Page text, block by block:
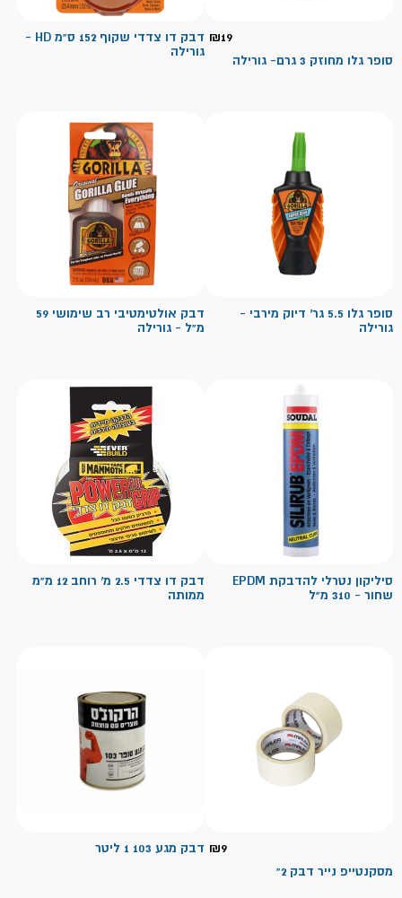
₪19
סופר גלו מחוזק 3 גרם- גורילה
דבק דו צדדי שקוף 152 ס"מ HD -
גורילה
סופר גלו 5.5 גר' דיוק מירבי -
גורילה
דבק אולטימטיבי רב שימושי 59
מ"ל - גורילה
סיליקון נטרלי להדבקת EPDM
שחור - 310 מ"ל
דבק דו צדדי 2.5 מ' רוחב 12 מ"מ
ממותה
₪9
מסקנטייפ נייר דבק 2"
דבק מגע 103 1 ליטר